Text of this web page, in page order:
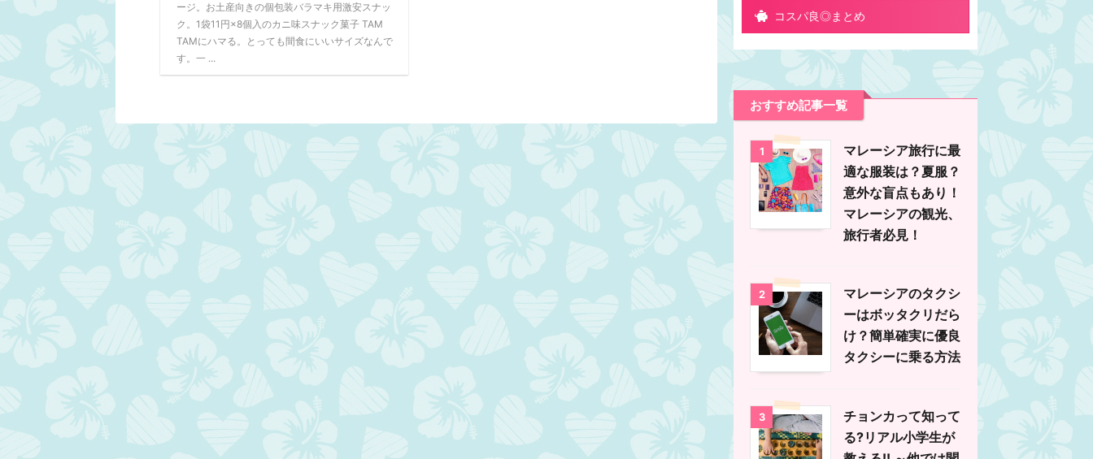
ージ。お土産向きの個包装バラマキ用激安スナッ
ク。1袋11円×8個入のカニ味スナック菓子 TAM
TAMにハマる。とっても間食にいいサイズなんで
す。一 ...
コスパ良◎まとめ
おすすめ記事一覧
1
マレーシア旅行に最
適な服装は？夏服？
意外な盲点もあり！
マレーシアの観光、
旅行者必見！
2
マレーシアのタクシ
ーはボッタクリだら
け？簡単確実に優良
タクシーに乗る方法
3
チョンカって知って
る?リアル小学生が